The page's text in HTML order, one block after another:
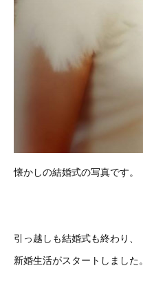
懐かしの結婚式の写真です。
引っ越しも結婚式も終わり、
新婚生活がスタートしました。